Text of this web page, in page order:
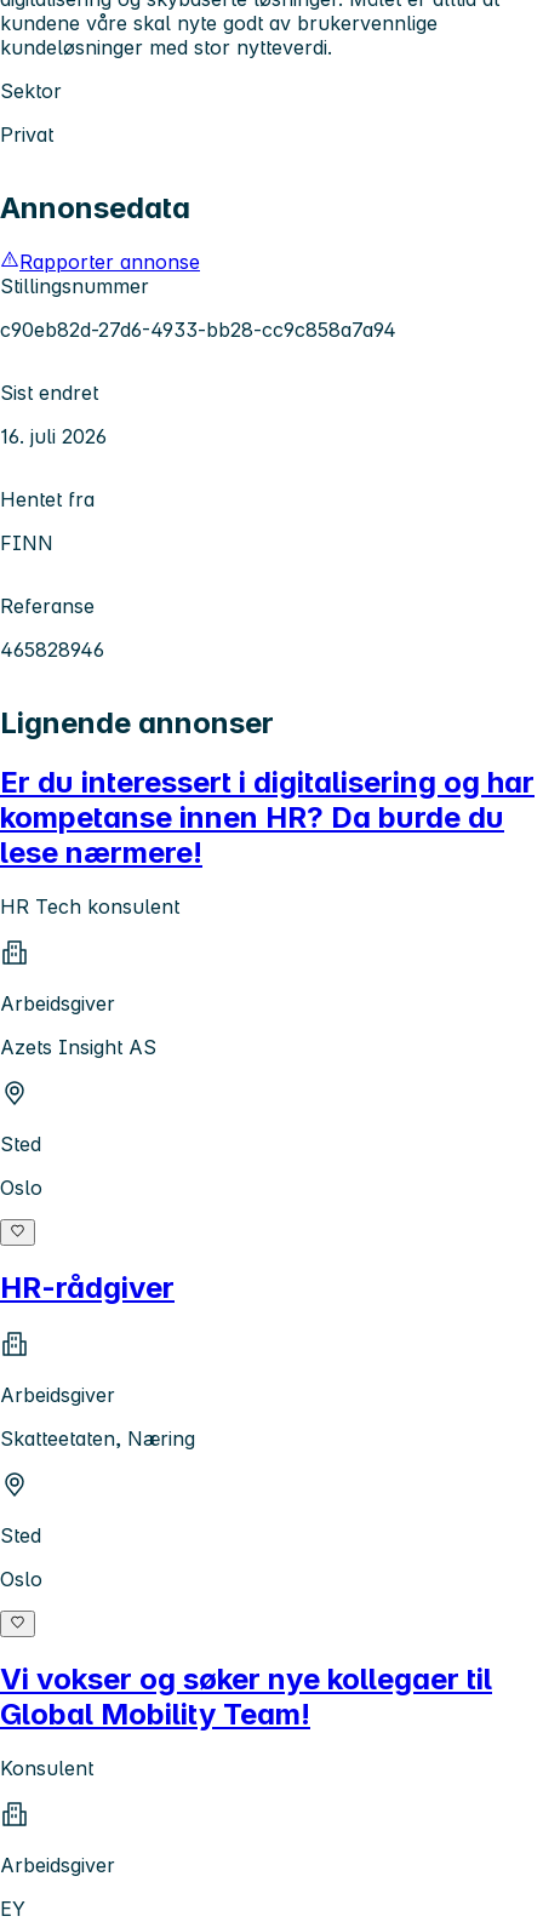
kundene våre skal nyte godt av brukervennlige
kundeløsninger med stor nytteverdi.
Sektor
Privat
Annonsedata
Rapporter annonse
Stillingsnummer
c90eb82d-27d6-4933-bb28-cc9c858a7a94
Sist endret
16. juli 2026
Hentet fra
FINN
Referanse
465828946
Lignende annonser
Er du interessert i digitalisering og har
kompetanse innen HR? Da burde du
lese nærmere!
HR Tech konsulent
Arbeidsgiver
Azets Insight AS
Sted
Oslo
HR-rådgiver
Arbeidsgiver
Skatteetaten, Næring
Sted
Oslo
Vi vokser og søker nye kollegaer til
Global Mobility Team!
Konsulent
Arbeidsgiver
EY